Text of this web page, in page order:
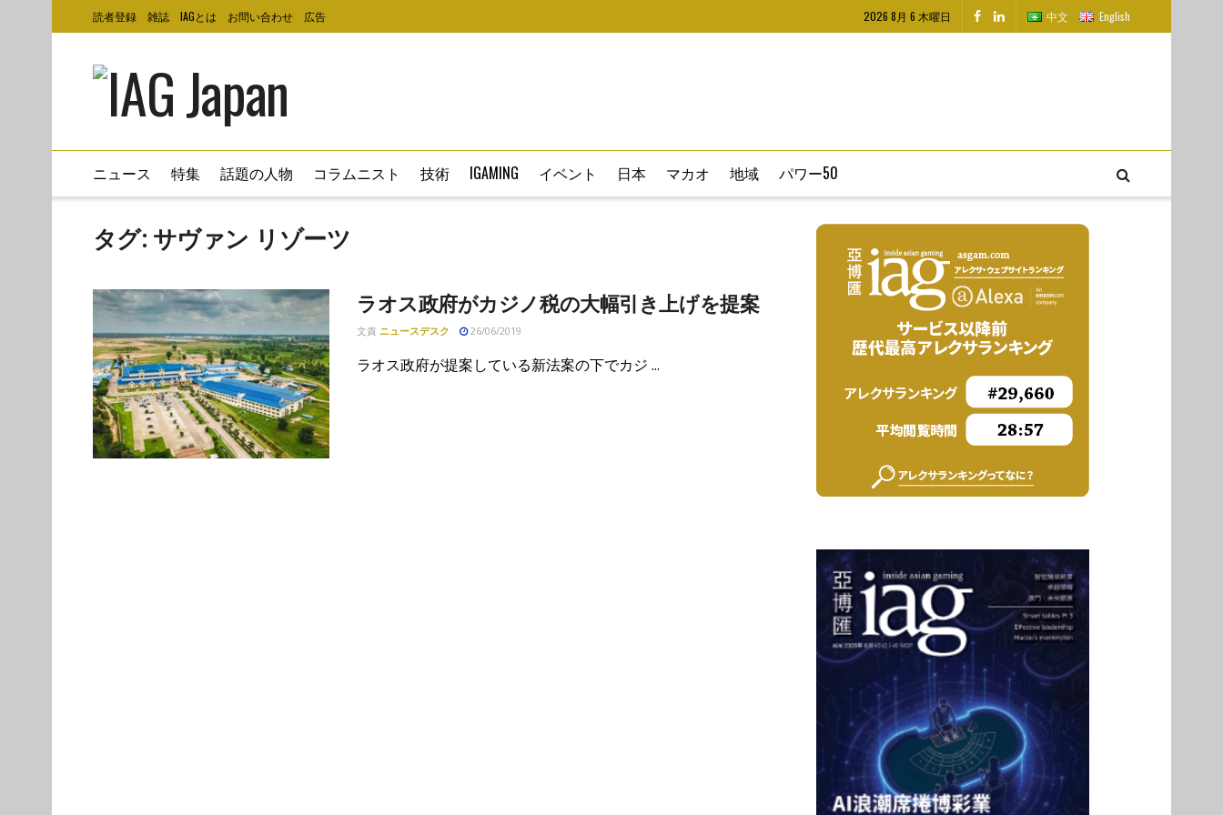
読者登録 雑誌 IAGとは お問い合わせ 広告 2026 8月 6 木曜日 中文 English
ニュース 特集 話題の人物 コラムニスト 技術 IGAMING イベント 日本 マカオ 地域 パワー50
タグ: サヴァン リゾーツ
ラオス政府がカジノ税の大幅引き上げを提案
文責 ニュースデスク 26/06/2019
ラオス政府が提案している新法案の下でカジ ...